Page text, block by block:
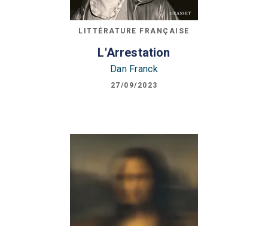
LITTÉRATURE FRANÇAISE
L'Arrestation
Dan Franck
27/09/2023